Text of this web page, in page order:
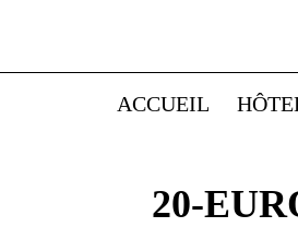
ACCUEIL
20-